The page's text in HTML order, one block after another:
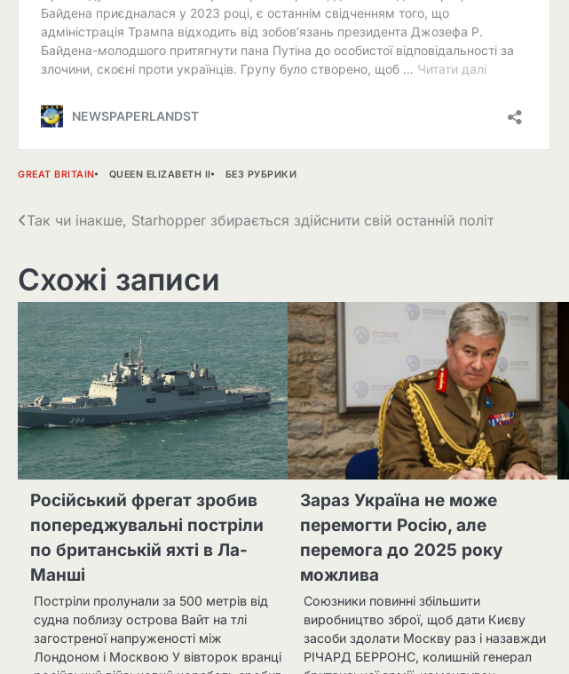
GREAT BRITAIN QUEEN ELIZABETH II БЕЗ РУБРИКИ
Навігація
Так чи інакше, Starhopper збирається здійснити свій останній політ
Схожі записи
Російський фрегат зробив
попереджувальні постріли
по британській яхті в Ла-
Манші
Постріли пролунали за 500 метрів від
судна поблизу острова Вайт на тлі
загостреної напруженості між
Лондоном і Москвою У вівторок вранці
Зараз Україна не може
перемогти Росію, але
перемога до 2025 року
можлива
Союзники повинні збільшити
виробництво зброї, щоб дати Києву
засоби здолати Москву раз і назавжди
РІЧАРД БЕРРОНС, колишній генерал